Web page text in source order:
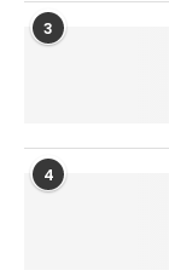
3
4